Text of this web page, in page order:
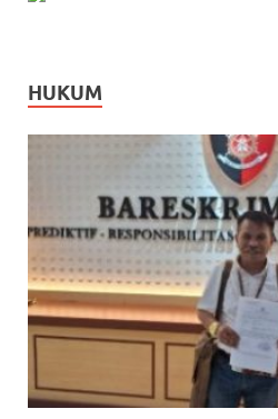
HUKUM